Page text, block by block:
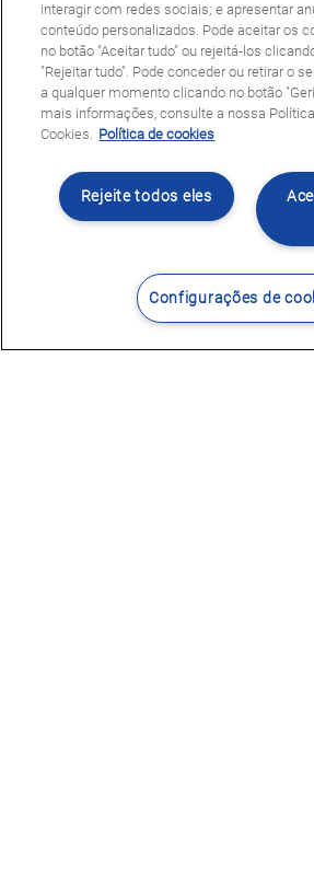
Contacte-nos
interagir com redes sociais; e apresentar
conteúdo personalizados. Pode aceitar os
no botão "Aceitar tudo" ou rejeitá-los
"Rejeitar tudo". Pode conceder ou retirar o
a qualquer momento clicando no botão
mais informações, consulte a nossa
Cookies. Política de cookies
Rejeite todos eles
Configurações de